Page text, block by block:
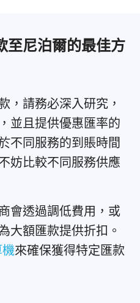
至尼泊爾的最佳方
，請務必深入研究，
並且提供優惠匯率的
不同服務的到賬時間
妨比較不同服務供應
會透過調低費用，或
大額匯款提供折扣。
機來確保獲得特定匯款